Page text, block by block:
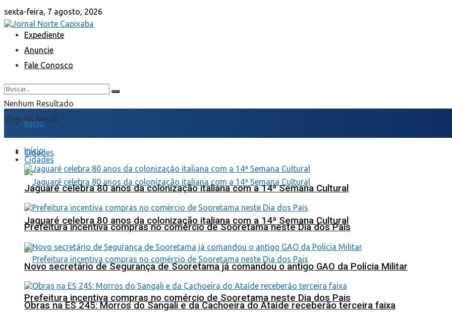
sexta-feira, 7 agosto, 2026
Expediente
Anuncie
Fale Conosco
Nenhum Resultado
View All Result
Início
Cidades
Jaguaré celebra 80 anos da colonização italiana com a 14ª Semana Cultural
Prefeitura incentiva compras no comércio de Sooretama neste Dia dos Pais
Início
Cidades
Jaguaré celebra 80 anos da colonização italiana com a 14ª Semana Cultural
Prefeitura incentiva compras no comércio de Sooretama neste Dia dos Pais
Novo secretário de Segurança de Sooretama já comandou o antigo GAO da Polícia Militar
Obras na ES 245: Morros do Sangali e da Cachoeira do Ataíde receberão terceira faixa